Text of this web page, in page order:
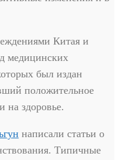
Китая и
медицинских
был издан
положительное
на здоровье.
написали статьи о
Типичные